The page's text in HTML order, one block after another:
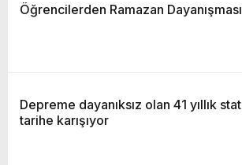
Öğrencilerden Ramazan Dayanışması
Depreme dayanıksız olan 41 yıllık stat
tarihe karışıyor